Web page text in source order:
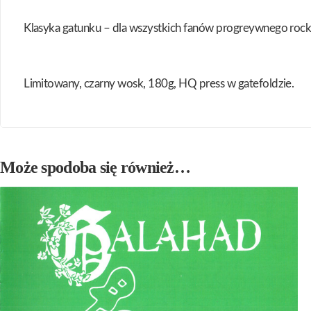
Klasyka gatunku – dla wszystkich fanów progreywnego
Limitowany, czarny wosk, 180g, HQ press w gatefoldzie.
Może spodoba się również…